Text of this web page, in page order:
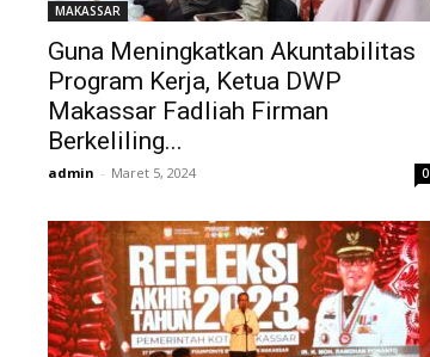
MAKASSAR
Guna Meningkatkan Akuntabilitas
Program Kerja, Ketua DWP
Makassar Fadliah Firman
Berkeliling...
admin - Maret 5, 2024 0